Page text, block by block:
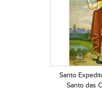
Santo
Santo das